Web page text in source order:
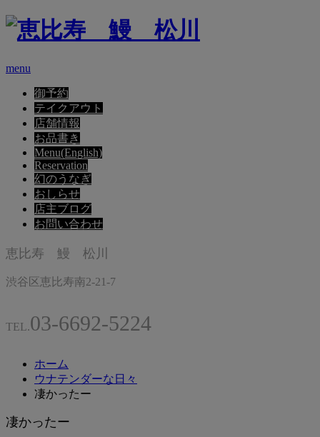
menu
御予約
テイクアウト
店舗情報
お品書き
Menu(English)
Reservation
幻のうなぎ
おしらせ
店主ブログ
お問い合わせ
恵比寿 鰻 松川
渋谷区恵比寿南2-21-7
TEL.03-6692-5224
ホーム
ウナテンダーな日々
凄かったー
凄かったー